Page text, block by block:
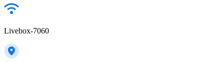
Livebox-7060